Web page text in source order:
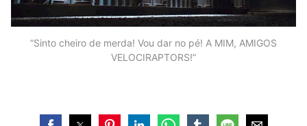
“Sinto cheiro de merda! Vou dar no pé! A MIM, AMIGOS
VELOCIRAPTORS!”